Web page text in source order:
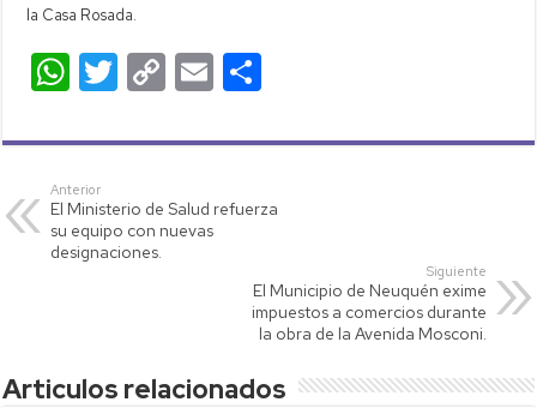
la Casa Rosada.
W
at
s
A
p
T
tt
C
p
Li
E
ail m
ar
Anterior
El Ministerio de Salud refuerza
su equipo con nuevas
designaciones.
Siguiente
El Municipio de Neuquén exime
impuestos a comercios durante
la obra de la Avenida Mosconi.
Articulos relacionados